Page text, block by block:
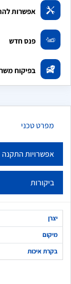
אפשרות
פנס חדש
בפיקוח
מפרט טכני
אפשרויות התקנה
ביקורות
יצרן
מיקום
בקרת איכות